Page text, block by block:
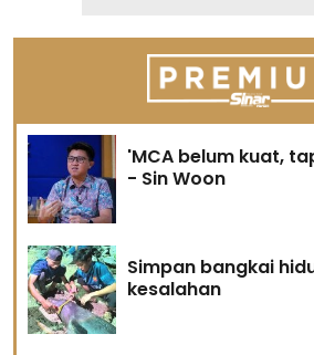
'MCA belum kuat,
- Sin Woon
Simpan bangkai
kesalahan